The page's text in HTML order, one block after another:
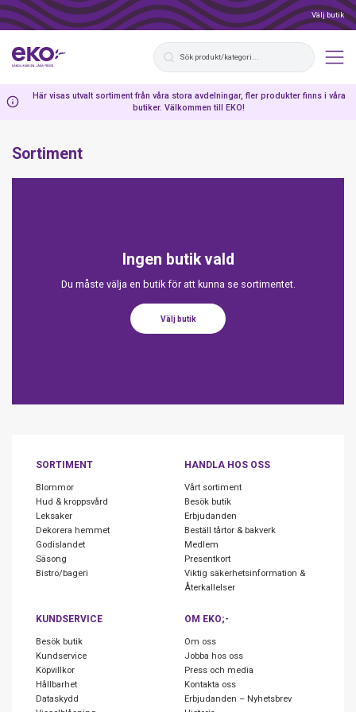
Välj butik
Här visas utvalt sortiment från våra stora avdelningar, fler produkter finns i våra
butiker. Välkommen till EKO!
Sortiment
Ingen butik vald
Du måste välja en butik för att kunna se sortimentet.
Välj butik
SORTIMENT
Blommor
Hud & kroppsvård
Leksaker
Dekorera hemmet
Godislandet
Säsong
Bistro/bageri
HANDLA HOS OSS
Vårt sortiment
Besök butik
Erbjudanden
Beställ tårtor & bakverk
Medlem
Presentkort
Viktig säkerhetsinformation &
Återkallelser
KUNDSERVICE
Besök butik
Kundservice
Köpvillkor
Hållbarhet
Dataskydd
OM EKO;-
Om oss
Jobba hos oss
Press och media
Kontakta oss
Erbjudanden – Nyhetsbrev